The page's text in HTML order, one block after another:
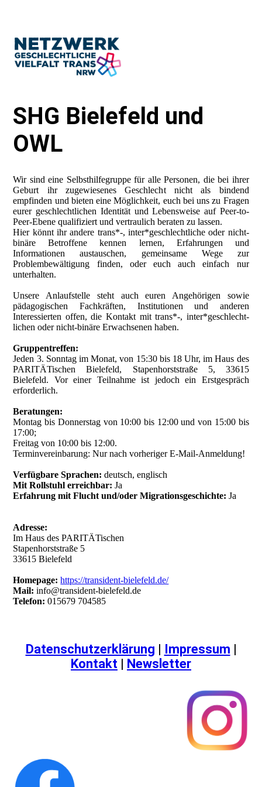
SHG Bielefeld und
OWL
Wir sind eine Selbsthilfegruppe für alle Personen, die bei ihrer
Geburt ihr zugewiesenes Geschlecht nicht als bindend
empfinden und bieten eine Möglichkeit, euch bei uns zu Fragen
eurer geschlechtlichen Identität und Lebensweise auf Peer-to-
Peer-Ebene qualifiziert und vertraulich beraten zu lassen.
Hier könnt ihr andere trans*-, inter*geschlechtliche oder nicht-
binäre Betroffene kennen lernen, Erfahrungen und
Informationen austauschen, gemeinsame Wege zur
Problembewältigung finden, oder euch auch einfach nur
unterhalten.
Unsere Anlaufstelle steht auch euren Angehörigen sowie
pädagogischen Fachkräften, Institutionen und anderen
Interessierten offen, die Kontakt mit trans*-, inter*geschlecht-
lichen oder nicht-binäre Erwachsenen haben.
Gruppentreffen:
Jeden 3. Sonntag im Monat, von 15:30 bis 18 Uhr, im Haus des
PARITÄTischen Bielefeld, Stapenhorststraße 5, 33615
Bielefeld. Vor einer Teilnahme ist jedoch ein Erstgespräch
erforderlich.
Beratungen:
Montag bis Donnerstag von 10:00 bis 12:00 und von 15:00 bis
17:00;
Freitag von 10:00 bis 12:00.
Terminvereinbarung: Nur nach vorheriger E-Mail-Anmeldung!
Verfügbare Sprachen: deutsch, englisch
Mit Rollstuhl erreichbar: Ja
Erfahrung mit Flucht und/oder Migrationsgeschichte: Ja
Adresse:
Im Haus des PARITÄTischen
Stapenhorststraße 5
33615 Bielefeld
Homepage: https://transident-bielefeld.de/
Mail: info@transident-bielefeld.de
Telefon: 015679 704585
Datenschutzerklärung Impressum
Kontakt
Newsletter